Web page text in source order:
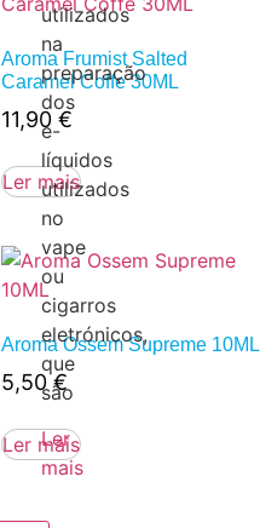
utilizados
na
preparação
dos
e-
líquidos
utilizados
no
vape
ou
cigarros
eletrónicos,
que
são
Ler
mais
Aroma Frumist Salted
Caramel Coffe 30ML
11,90 €
Ler mais
Aroma Ossem Supreme 10ML
5,50€
Ler mais